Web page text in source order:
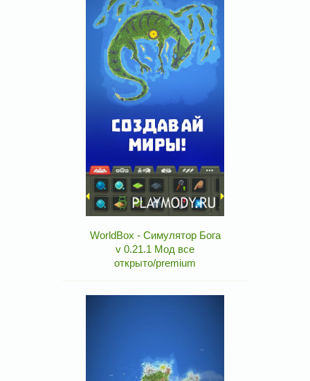
WorldBox - Симулятор Бога
v 0.21.1 Мод все
открыто/premium